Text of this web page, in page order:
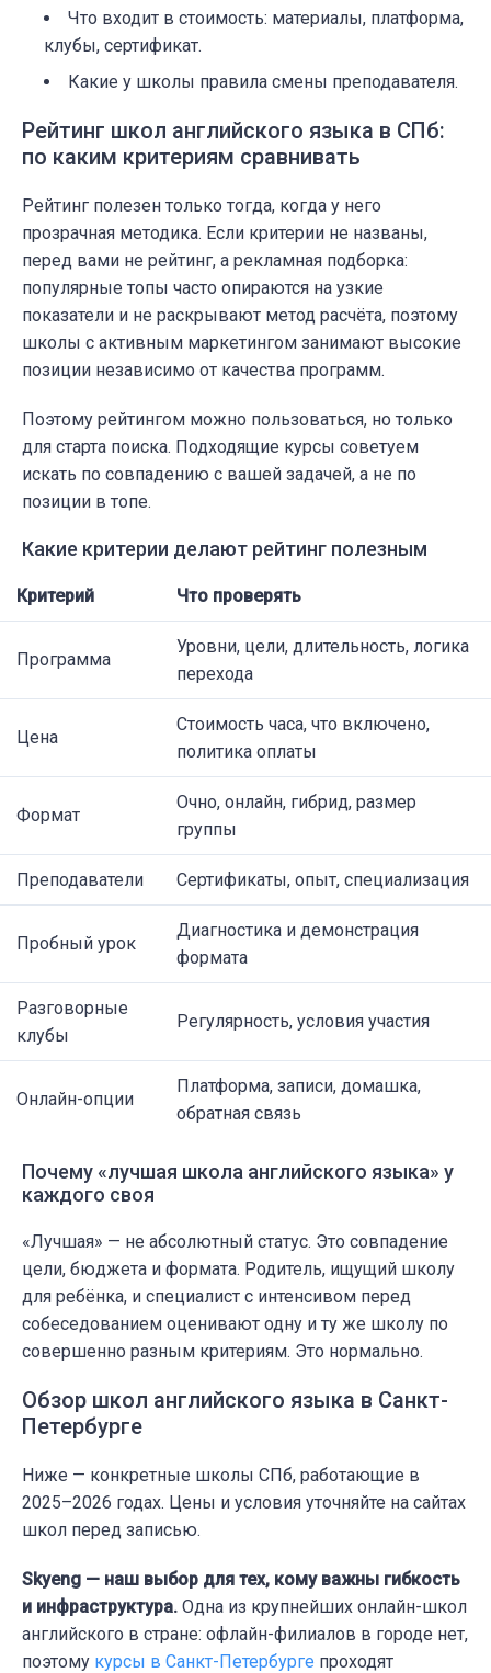
Что входит в стоимость: материалы, платформа,
клубы, сертификат.
Какие у школы правила смены преподавателя.
Рейтинг школ английского языка в СПб:
по каким критериям сравнивать
Рейтинг полезен только тогда, когда у него
прозрачная методика. Если критерии не названы,
перед вами не рейтинг, а рекламная подборка:
популярные топы часто опираются на узкие
показатели и не раскрывают метод расчёта, поэтому
школы с активным маркетингом занимают высокие
позиции независимо от качества программ.
Поэтому рейтингом можно пользоваться, но только
для старта поиска. Подходящие курсы советуем
искать по совпадению с вашей задачей, а не по
позиции в топе.
Какие критерии делают рейтинг полезным
Критерий Что проверять
Программа
Уровни, цели, длительность, логика
перехода
Цена
Стоимость часа, что включено,
политика оплаты
Формат
Очно, онлайн, гибрид, размер
группы
Преподаватели Сертификаты, опыт, специализация
Пробный урок
Диагностика и демонстрация
формата
Разговорные
клубы
Регулярность, условия участия
Онлайн-опции
Платформа, записи, домашка,
обратная связь
Почему «лучшая школа английского языка» у
каждого своя
«Лучшая» — не абсолютный статус. Это совпадение
цели, бюджета и формата. Родитель, ищущий школу
для ребёнка, и специалист с интенсивом перед
собеседованием оценивают одну и ту же школу по
совершенно разным критериям. Это нормально.
Обзор школ английского языка в Санкт-
Петербурге
Ниже — конкретные школы СПб, работающие в
2025–2026 годах. Цены и условия уточняйте на сайтах
школ перед записью.
Skyeng — наш выбор для тех, кому важны гибкость
и инфраструктура. Одна из крупнейших онлайн-школ
английского в стране: офлайн-филиалов в городе нет,
поэтому курсы в Санкт-Петербурге проходят